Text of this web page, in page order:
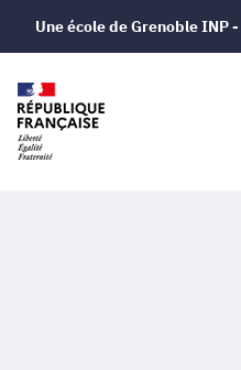
Une école de Grenoble INP